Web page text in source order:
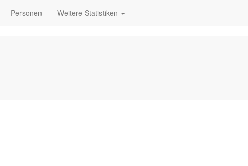
Personen Weitere Statistiken